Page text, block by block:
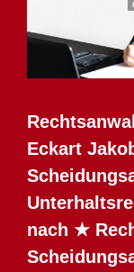
Eckart
nach ★